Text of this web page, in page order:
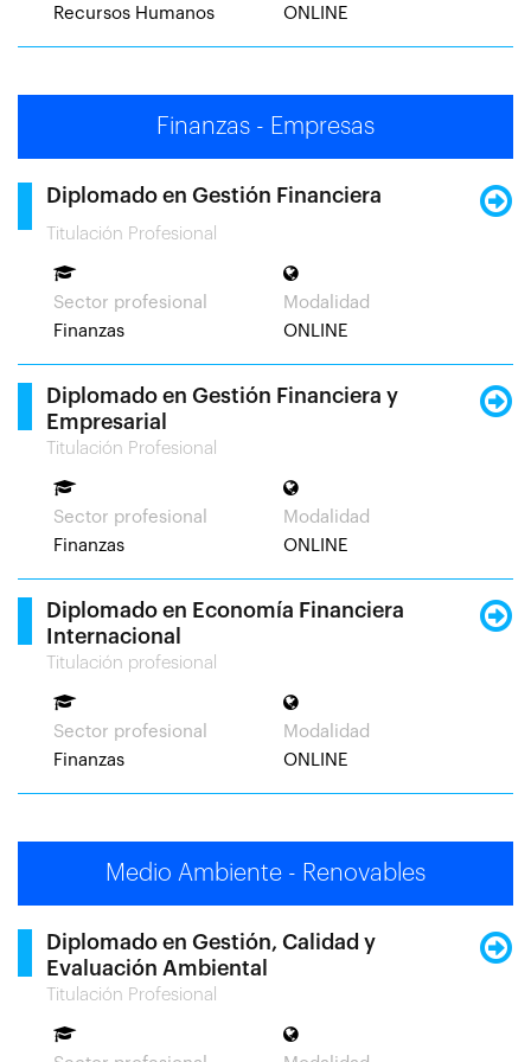
Recursos Humanos ONLINE
Finanzas - Empresas
Diplomado en Gestión Financiera
Titulación Profesional
Sector profesional
Finanzas
Modalidad
ONLINE
Diplomado en Gestión Financiera y
Empresarial
Titulación Profesional
Sector profesional
Finanzas
Modalidad
ONLINE
Diplomado en Economía Financiera
Internacional
Titulación profesional
Sector profesional
Finanzas
Modalidad
ONLINE
Medio Ambiente - Renovables
Diplomado en Gestión, Calidad y
Evaluación Ambiental
Titulación Profesional